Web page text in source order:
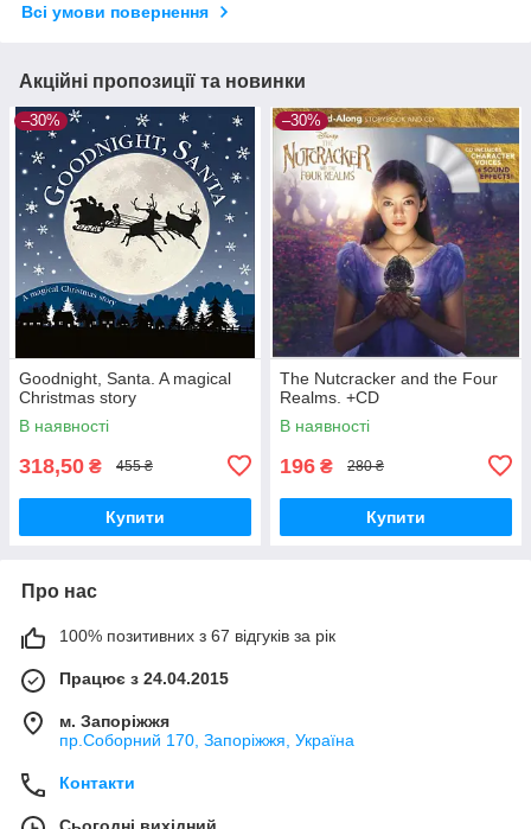
Всі умови повернення
Акційні пропозиції та новинки
–30%
Goodnight, Santa. A magical
Christmas story
В наявності
318,50 ₴ 455 ₴
Купити
–30%
The Nutcracker and the Four
Realms. +CD
В наявності
196 ₴ 280 ₴
Купити
Про нас
100% позитивних з 67 відгуків за рік
Працює з 24.04.2015
м. Запоріжжя
пр.Соборний 170, Запоріжжя, Україна
Контакти